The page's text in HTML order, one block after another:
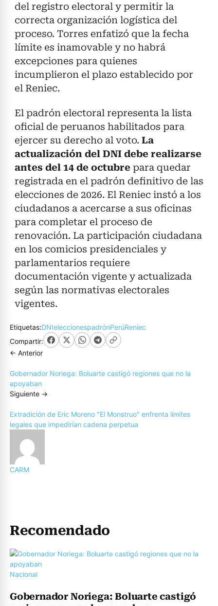
del registro electoral y permitir la
correcta organización logística del
proceso. Torres enfatizó que la fecha
límite es inamovable y no habrá
excepciones para quienes
incumplieron el plazo establecido por
el Reniec.
El padrón electoral representa la lista
oficial de peruanos habilitados para
ejercer su derecho al voto. La
actualización del DNI debe realizarse
antes del 14 de octubre para quedar
registrada en el padrón definitivo de las
elecciones de 2026. El Reniec instó a los
ciudadanos a acercarse a sus oficinas
para completar el proceso de
renovación. La participación ciudadana
en los comicios presidenciales y
parlamentarios requiere
documentación vigente y actualizada
según las normativas electorales
vigentes.
Etiquetas:DNIeleccionespadrónPerúReniec
Compartir:
← Anterior
Gobernador Noriega: Boluarte castigó regiones que no la
apoyaban
Siguiente →
Extradición de Eric Moreno "El Monstruo" enfrenta límites
legales que impedirían cadena perpetua
CARM
Recomendado
Nacional
Gobernador Noriega: Boluarte castigó